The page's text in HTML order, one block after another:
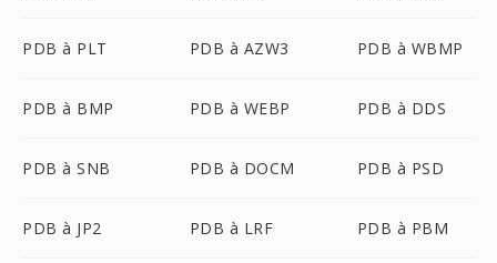
PDB à PLT PDB à AZW3 PDB à WBMP
PDB à BMP PDB à WEBP PDB à DDS
PDB à SNB PDB à DOCM PDB à PSD
PDB à JP2 PDB à LRF PDB à PBM